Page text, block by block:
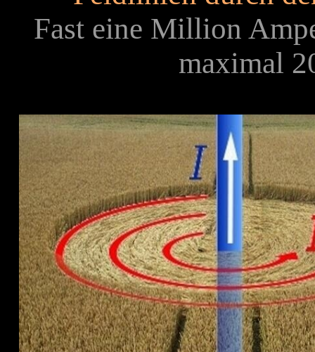
Fast eine Million
maximal